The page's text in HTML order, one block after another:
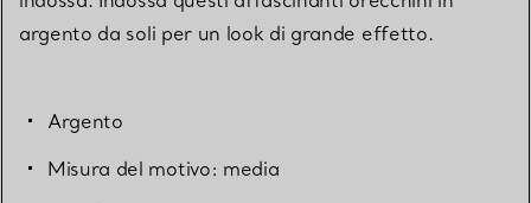
argento da soli per un look di grande effetto.
Argento
Misura del motivo: media